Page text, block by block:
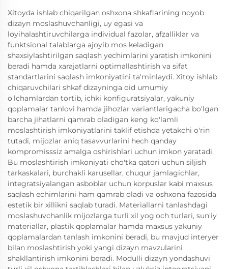
Xitoyda ishlab chiqarilgan oshxona shkaflarining noyob
dizayn moslashuvchanligi, uy egasi va
loyihalashtiruvchilarga individual fazolar, afzalliklar va
funktsional talablarga ajoyib mos keladigan
shaxsiylashtirilgan saqlash yechimlarini yaratish imkonini
beradi hamda xarajatlarni optimallashtirish va sifat
standartlarini saqlash imkoniyatini ta'minlaydi. Xitoy ishlab
chiqaruvchilari shkaf dizayninga oid umumiy
o'lchamlardan tortib, ichki konfiguratsiyalar, yakuniy
qoplamalar tanlovi hamda jihozlar variantlarigacha bo'lgan
barcha jihatlarni qamrab oladigan keng ko'lamli
moslashtirish imkoniyatlarini taklif etishda yetakchi o'rin
tutadi, mijozlar aniq tasavvurlarini hech qanday
kompromisssiz amalga oshirishlari uchun imkon yaratadi.
Bu moslashtirish imkoniyati cho'tka qatori uchun siljish
tarkaskalari, burchakli karusellar, chuqur jamlagichlar,
integratsiyalangan asboblar uchun korpuslar kabi maxsus
saqlash echimlarini ham qamrab oladi va oshxona fazosida
estetik bir xillikni saqlab turadi. Materiallarni tanlashdagi
moslashuvchanlik mijozlarga turli xil yog'och turlari, sun'iy
materiallar, plastik qoplamalar hamda maxsus yakuniy
qoplamalardan tanlash imkonini beradi, bu mavjud interyer
bilan moslashtirish yoki yangi dizayn mavzularini
shakllantirish imkonini beradi. Modulli dizayn yondashuvi